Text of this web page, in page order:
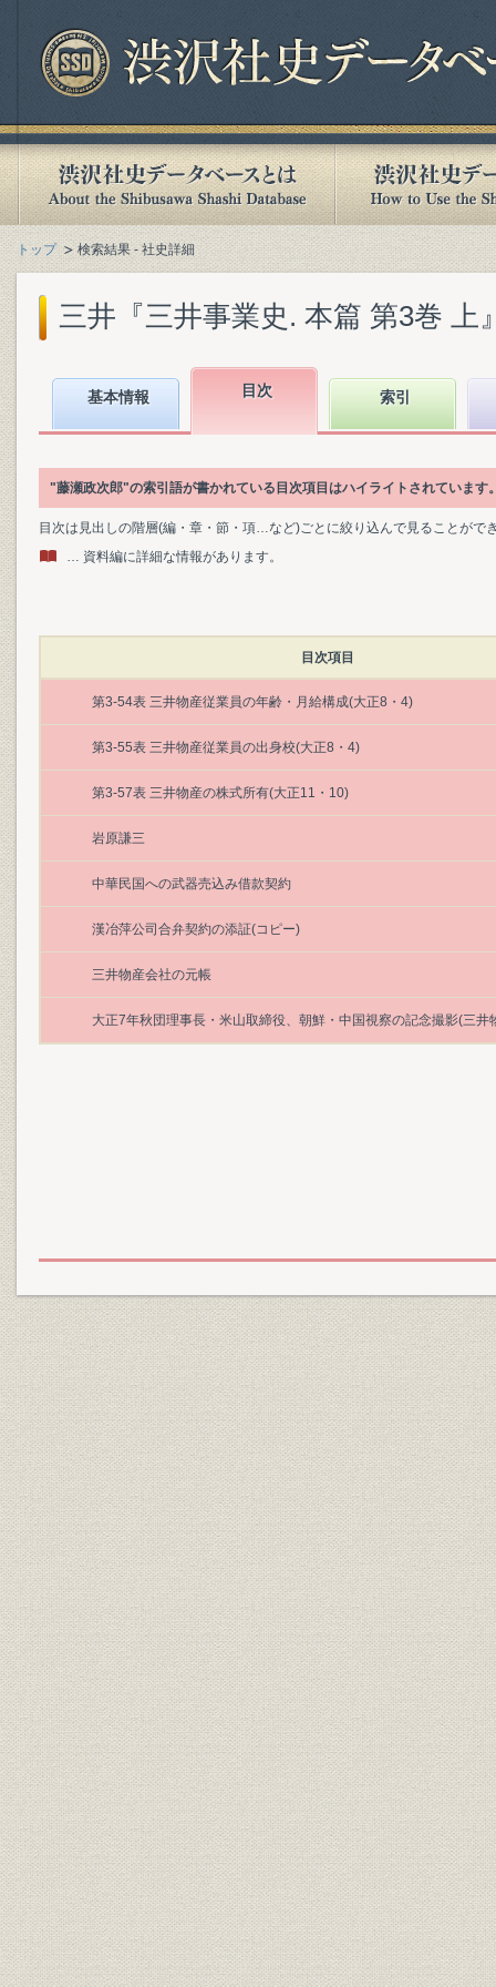
トップ 検索結果 - 社史詳細
三井『三井事業史. 本篇 第3巻 上
基本情報 目次 索引
"藤瀬政次郎"の索引語が書かれている目次項目はハイライトされています
目次は見出しの階層(編・章・節・項…など)ごとに絞り込んで見ることがで
… 資料編に詳細な情報があります。
目次項目
第3-54表 三井物産従業員の年齢・月給構成(大正8・4)
第3-55表 三井物産従業員の出身校(大正8・4)
第3-57表 三井物産の株式所有(大正11・10)
岩原謙三
中華民国への武器売込み借款契約
漢冶萍公司合弁契約の添証(コピー)
三井物産会社の元帳
大正7年秋団理事長・米山取締役、朝鮮・中国視察の記念撮影(三井